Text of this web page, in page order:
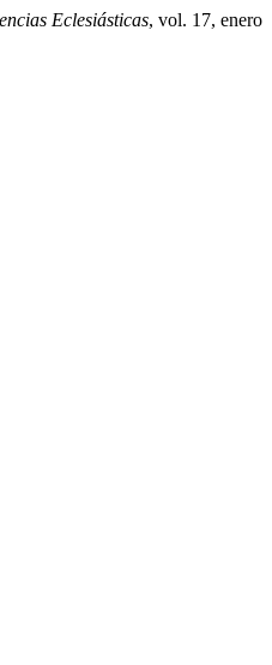
Eclesiásticas, vol. 17, enero